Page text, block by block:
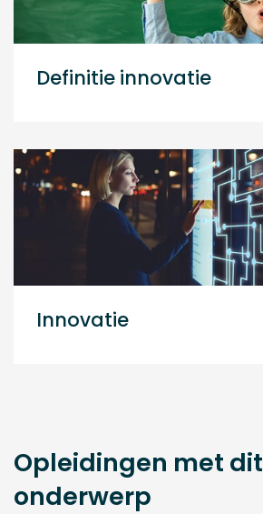
Definitie innovatie
Innovatie
Opleidingen met dit
onderwerp